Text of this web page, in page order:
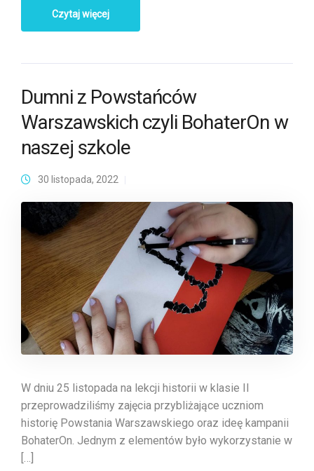
Czytaj więcej
Dumni z Powstańców
Warszawskich czyli BohaterOn w
naszej szkole
30 listopada, 2022
W dniu 25 listopada na lekcji historii w klasie II
przeprowadziliśmy zajęcia przybliżające uczniom
historię Powstania Warszawskiego oraz ideę kampanii
BohaterOn. Jednym z elementów było wykorzystanie w
[…]